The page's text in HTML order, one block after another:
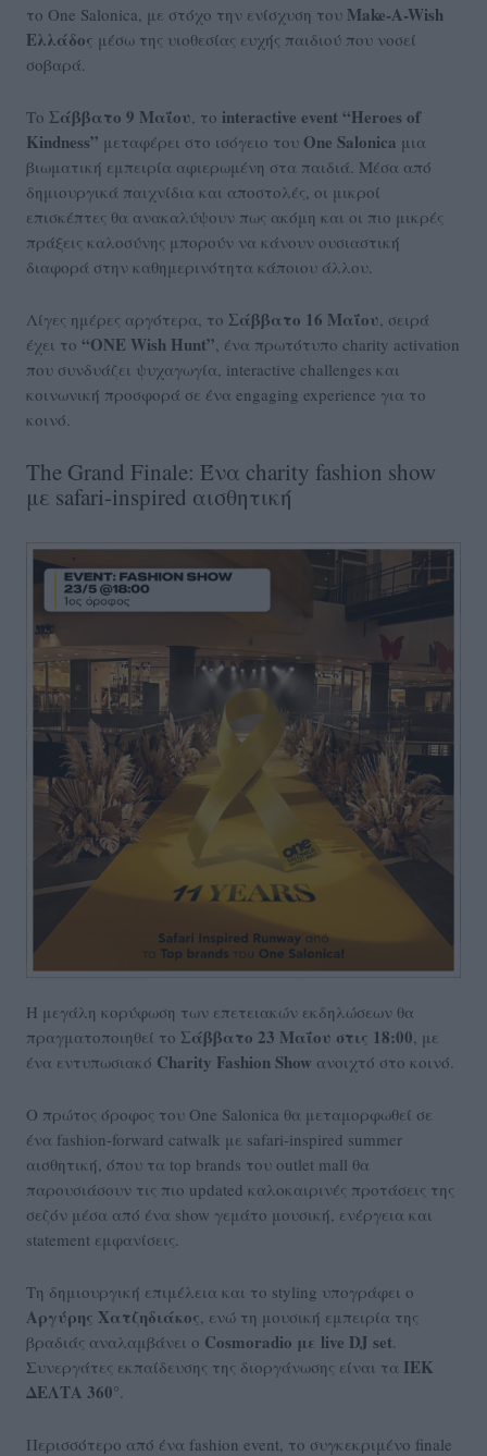
το One Salonica, με στόχο την ενίσχυση του Make-A-Wish
Ελλάδος μέσω της υιοθεσίας ευχής παιδιού που νοσεί
σοβαρά.
Το Σάββατο 9 Μαΐου , το interactive event “Heroes of
Kindness” μεταφέρει στο ισόγειο του One Salonica μια
βιωματική εμπειρία αφιερωμένη στα παιδιά. Μέσα από
δημιουργικά παιχνίδια και αποστολές, οι μικροί
επισκέπτες θα ανακαλύψουν πως ακόμη και οι πιο μικρές
πράξεις καλοσύνης μπορούν να κάνουν ουσιαστική
διαφορά στην καθημερινότητα κάποιου άλλου.
Λίγες ημέρες αργότερα, το Σάββατο 16 Μαΐου , σειρά
έχει το “ONE Wish Hunt” , ένα πρωτότυπο charity activation
που συνδυάζει ψυχαγωγία, interactive challenges και
κοινωνική προσφορά σε ένα engaging experience για το
κοινό.
The Grand Finale: Ένα charity fashion show
με safari-inspired αισθητική
Η μεγάλη κορύφωση των επετειακών εκδηλώσεων θα
πραγματοποιηθεί το Σάββατο 23 Μαΐου στις 18:00 , με
ένα εντυπωσιακό Charity Fashion Show ανοιχτό στο κοινό.
Ο πρώτος όροφος του One Salonica θα μεταμορφωθεί σε
ένα fashion-forward catwalk με safari-inspired summer
αισθητική, όπου τα top brands του outlet mall θα
παρουσιάσουν τις πιο updated καλοκαιρινές προτάσεις της
σεζόν μέσα από ένα show γεμάτο μουσική, ενέργεια και
statement εμφανίσεις.
Τη δημιουργική επιμέλεια και το styling υπογράφει ο
Αργύρης Χατζηδιάκος , ενώ τη μουσική εμπειρία της
βραδιάς αναλαμβάνει ο Cosmoradio με live DJ set
Συνεργάτες εκπαίδευσης της διοργάνωσης είναι τα ΙΕΚ
ΔΕΛΤΑ 360°
Περισσότερο από ένα fashion event, το συγκεκριμένο finale